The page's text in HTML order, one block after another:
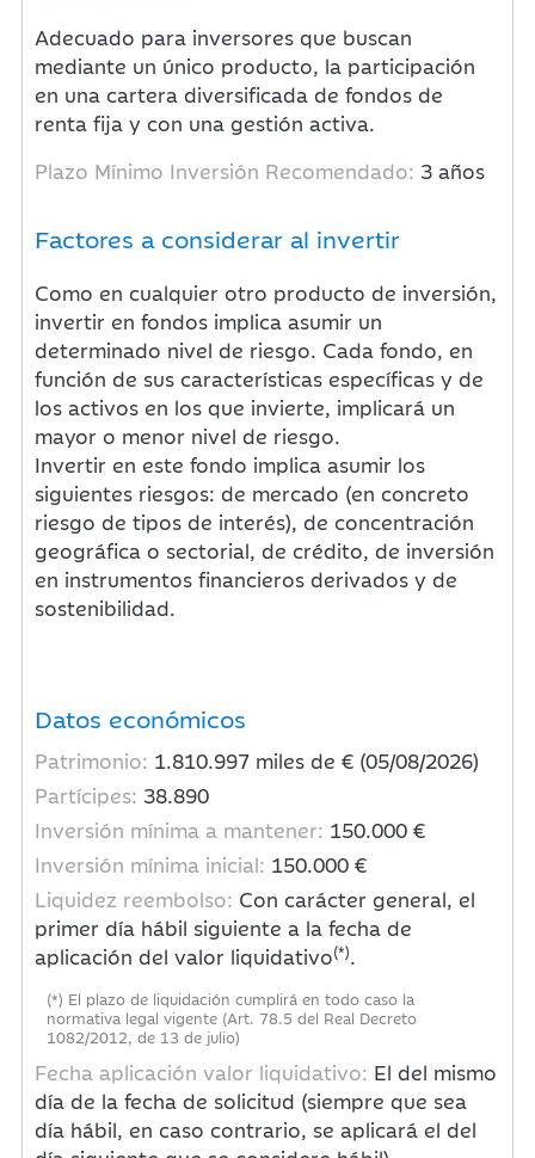
Adecuado para inversores que buscan
mediante un único producto, la participación
en una cartera diversificada de fondos de
renta fija y con una gestión activa.
Plazo Mínimo Inversión Recomendado: 3 años
Factores a considerar al invertir
Como en cualquier otro producto de inversión,
invertir en fondos implica asumir un
determinado nivel de riesgo. Cada fondo, en
función de sus características específicas y de
los activos en los que invierte, implicará un
mayor o menor nivel de riesgo.
Invertir en este fondo implica asumir los
siguientes riesgos: de mercado (en concreto
riesgo de tipos de interés), de concentración
geográfica o sectorial, de crédito, de inversión
en instrumentos financieros derivados y de
sostenibilidad.
Datos económicos
Patrimonio: 1.810.997 miles de € (05/08/2026)
Partícipes: 38.890
Inversión mínima a mantener: 150.000 €
Inversión mínima inicial: 150.000 €
Liquidez reembolso: Con carácter general, el
primer día hábil siguiente a la fecha de
aplicación del valor liquidativo(*).
(*) El plazo de liquidación cumplirá en todo caso la
normativa legal vigente (Art. 78.5 del Real Decreto
1082/2012, de 13 de julio)
Fecha aplicación valor liquidativo: El del mismo
día de la fecha de solicitud (siempre que sea
día hábil, en caso contrario, se aplicará el del